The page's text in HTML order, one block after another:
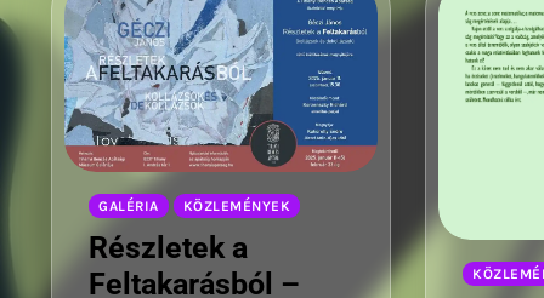
GALÉRIA KÖZLEMÉNYEK
Részletek a
Feltakarásból –